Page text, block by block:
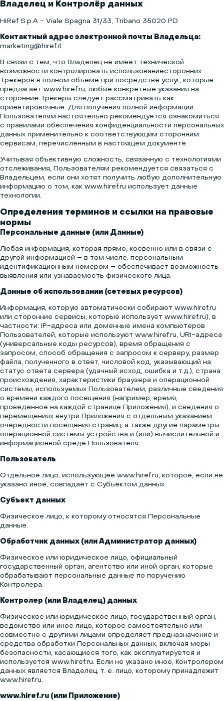
Владелец и Контролёр данных
HiRef S.p.A - Viale Spagna 31/33, Tribano 35020 PD
Контактный адрес электронной почты Владельца:
marketing@hiref.it
В связи с тем, что Владелец не имеет технической
возможности контролировать использованиесторонних
Трекеров в полном объеме при посредстве услуг, которые
предлагает www.hiref.ru, любые конкретные указания на
сторонние Трекеры следует рассматривать как
ориентировочные. Для получения полной информации
Пользователям настоятельно рекомендуется ознакомиться
с правилами обеспечения конфиденциальности персональных
данных применительно к соответствующим сторонним
сервисам, перечисленным в настоящем документе.
Учитывая объективную сложность, связанную с технологиями
отслеживания, Пользователям рекомендуется связаться с
Владельцем, если они хотят получить любую дополнительную
информацию о том, как www.hiref.ru использует данные
технологии.
Определения терминов и ссылки на правовые
нормы
Персональные данные (или Данные)
Любая информация, которая прямо, косвенно или в связи с
другой информацией – в том числе. персональным
идентификационным номером – обеспечивает возможность
выявления или узнаваемость физического лица.
Данные об использовании (сетевых ресурсов)
Информация, которую автоматически собирают www.hiref.ru
или сторонние сервисы, которые использует www.hiref.ru), в
частности: IP-адреса или доменные имена компьютеров
Пользователей, которые используют www.hiref.ru, URI-адреса
(универсальные коды ресурсов), время обращения с
запросом, способ обращения с запросом к серверу, размер
файла, полученного в ответ, числовой код, указывающий на
статус ответа сервера (удачный исход, ошибка и т.д.), страна
происхождения, характеристики браузера и операционной
системы, используемых Пользователем, различные сведения
о времени каждого посещения (например, время,
проведенное на каждой странице Приложения), и сведения о
перемещениях внутри Приложения с отдельным указанием
очередности посещения страниц, а также другие параметры
операционной системы устройства и (или) вычислительной и
информационной среде Пользователя.
Пользователь
Отдельное лицо, использующее www.hiref.ru, которое, если не
указано иное, совпадает с Субъектом данных.
Субъект данных
Физическое лицо, к которому относятся Персональные
данные.
Обработчик данных (или Администратор данных)
Физическое или юридическое лицо, официальный
государственный орган, агентство или иной орган, которые
обрабатывают персональные данные по поручению
Контролера.
Контролер (или Владелец) данных
Физическое или юридическое лицо, государственный орган,
ведомство или иное лицо, которое самостоятельно или
совместно с другими лицами определяет предназначение и
средства обработки Персональных данных, включая меры
безопасности, касающиеся того, как эксплуатируется и
используется www.hiref.ru. Если не указано иное, Контролером
данных является Владелец, т. е. лицо, которому принадлежит
www.hiref.ru.
www.hiref.ru (или Приложение)